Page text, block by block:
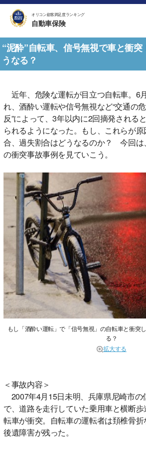
オリコン顧客満足度ランキング
自動車保険
“泥酔”自転車、信号無視で車と衝
うなる？
近年、危険な運転が目立つ自転車。6
れ、酒酔い運転や信号無視など“交通の
反”によって、3年以内に2回摘発される
られるようになった。もし、これらが
合、過失割合はどうなるのか？ 今回は
の衝突事故事例を見ていこう。
もし「酒酔い運転」で「信号無視」の自転車と衝
る？
拡大する
＜事故内容＞
2007年4月15日未明、兵庫県尼崎市の
で、道路を走行していた乗用車と横断
転車が衝突。自転車の運転者は頚椎骨折
後遺障害が残った。